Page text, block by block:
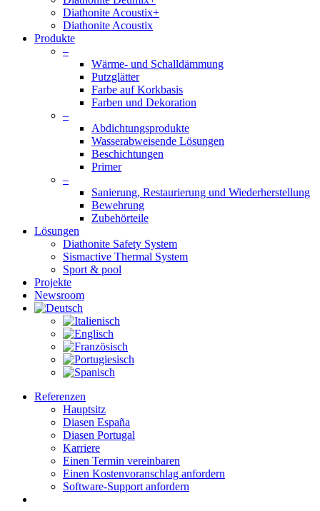
Diathonite Acoustix+
Diathonite Acoustix
Produkte
–
Wärme- und Schalldämmung
Putzglätter
Farbe auf Korkbasis
Farben und Dekoration
–
Abdichtungsprodukte
Wasserabweisende Lösungen
Beschichtungen
Primer
–
Sanierung, Restaurierung und Wiederherstellung
Bewehrung
Zubehörteile
Lösungen
Diathonite Safety System
Sismactive Thermal System
Sport & pool
Projekte
Newsroom
Referenzen
Hauptsitz
Diasen España
Diasen Portugal
Karriere
Einen Termin vereinbaren
Einen Kostenvoranschlag anfordern
Software-Support anfordern